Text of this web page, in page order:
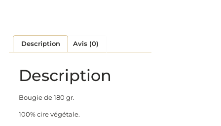
Description Avis (0)
Description
Bougie de 180 gr.
100% cire végétale.